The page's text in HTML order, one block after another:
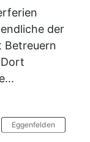
der
Betreuern
Eggenfelden